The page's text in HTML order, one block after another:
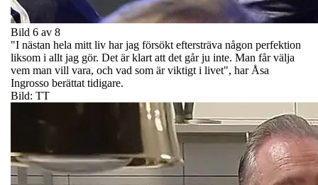
Bild 6 av 8
"I nästan hela mitt liv har jag försökt eftersträva någon perfektion
liksom i allt jag gör. Det är klart att det går ju inte. Man får välja
vem man vill vara, och vad som är viktigt i livet", har Åsa
Ingrosso berättat tidigare.
Bild: TT